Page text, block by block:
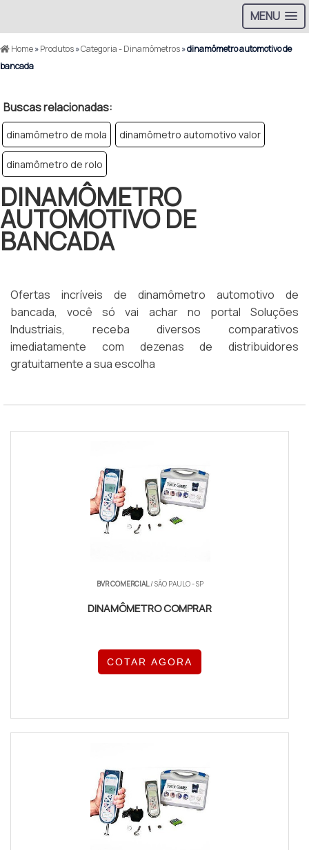
MENU
Home»Produtos»Categoria - Dinamômetros»dinamômetro automotivo de
bancada
Buscas relacionadas:
dinamômetro de mola dinamômetro automotivo valor
dinamômetro de rolo
DINAMÔMETRO
AUTOMOTIVO DE
BANCADA
Ofertas incríveis de dinamômetro automotivo de
bancada, você só vai achar no portal Soluções
Industriais, receba diversos comparativos
imediatamente com dezenas de distribuidores
gratuitamente a sua escolha
BVR COMERCIAL/ SÃO PAULO - SP
DINAMÔMETRO COMPRAR
COTAR AGORA